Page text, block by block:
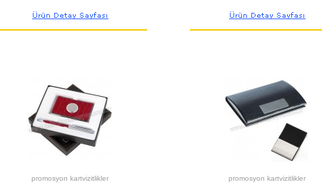
promosyon kartvizitlikler promosyon kartvizitlikler